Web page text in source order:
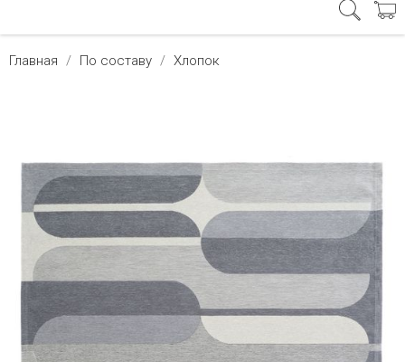
Главная По составу Хлопок